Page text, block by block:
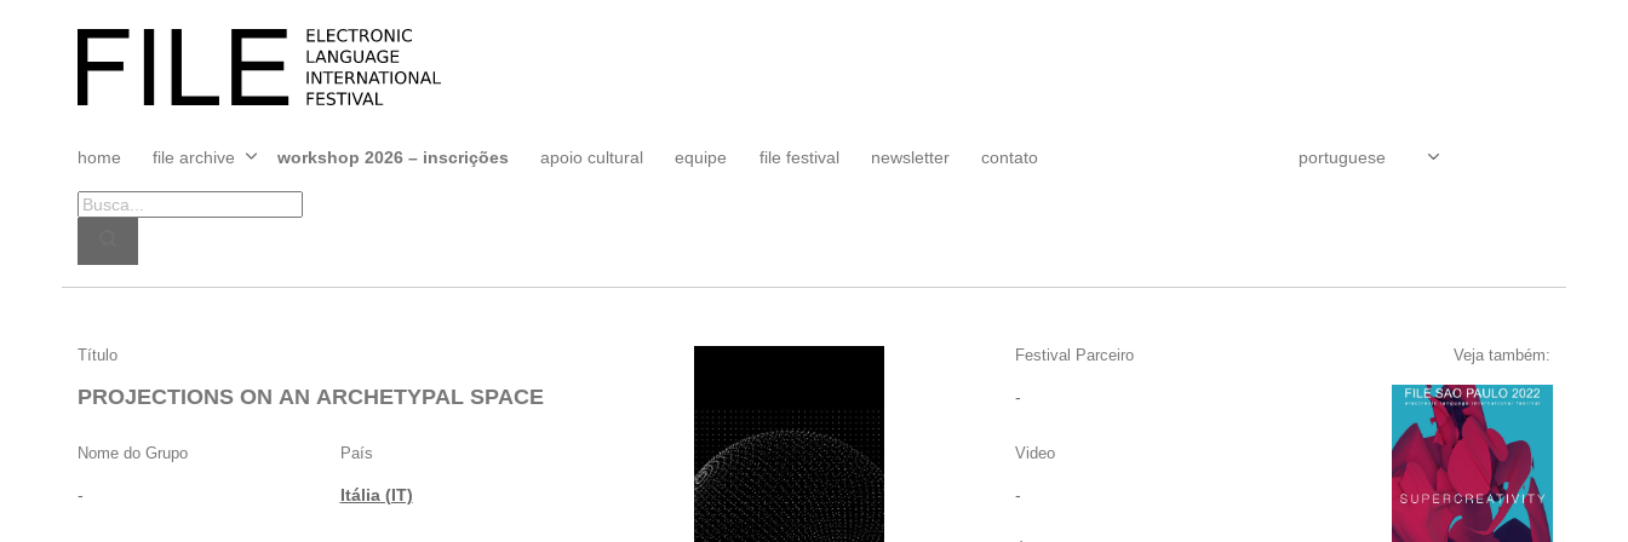
FILE
FESTIVAL
home file archive
Abrir
menu
workshop 2026 – inscrições apoio cultural equipe file festival newsletter contato
PROJECTIONS
ON
ARCHETYPAL
Título
PROJECTIONS ON AN ARCHETYPAL SPACE
Nome do Grupo
-
País
Itália (IT)
Festival Parceiro
-
Video
-
Veja também: